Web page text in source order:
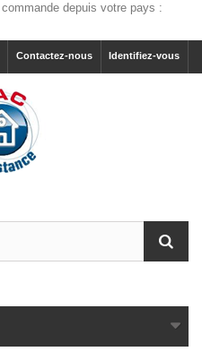
depuis votre pays :
Identifiez-vous
Contactez-nous